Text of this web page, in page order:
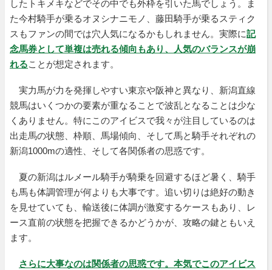
したトキメキなどでその中でも外枠を引いた馬でしょう。ま
た今村騎手が乗るオヌシナニモノ、藤田騎手が乗るスティク
スもファンの間では穴人気になるかもしれません。実際に記
念馬券として単複は売れる傾向もあり、人気のバランスが崩
れることが想定されます。
実力馬が力を発揮しやすい東京や阪神と異なり、新潟直線
競馬はいくつかの要素が重なることで波乱となることは少な
くありません。特にこのアイビスで我々が注目しているのは
出走馬の状態、枠順、馬場傾向、そして馬と騎手それぞれの
新潟1000mの適性、そして各関係者の思惑です。
夏の新潟はルメール騎手が騎乗を回避するほど暑く、騎手
も馬も体調管理が何よりも大事です。追い切りは絶好の動き
を見せていても、輸送後に体調が激変するケースもあり、レ
ース直前の状態を把握できるかどうかが、攻略の鍵ともいえ
ます。
さらに大事なのは関係者の思惑です。本気でこのアイビス